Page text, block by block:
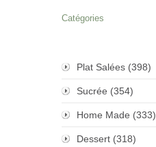
Catégories
Plat Salées (398)
Sucrée (354)
Home Made (333)
Dessert (318)